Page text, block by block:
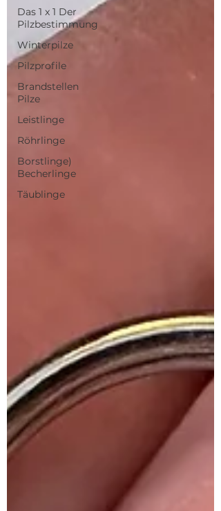
Das 1 x 1 Der
Pilzbestimmung
Winterpilze
Pilzprofile
Brandstellen
Pilze
Leistlinge
Röhrlinge
Borstlinge)
Becherlinge
Täublinge